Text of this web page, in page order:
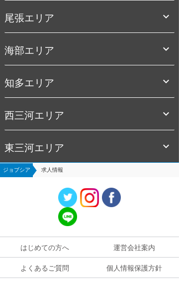
尾張エリア 
海部エリア 
知多エリア 
西三河エリア 
東三河エリア 
ジョブシア 求人情報
はじめての方へ 運営会社案内
よくあるご質問 個人情報保護方針